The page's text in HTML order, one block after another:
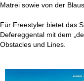
Matrei sowie von der
Für Freestyler bietet das
Defereggental mit dem
Obstacles und Lines.